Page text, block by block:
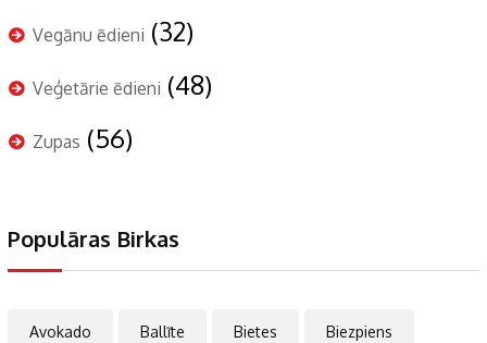
Vegānu ēdieni (32)
Veģetārie ēdieni (48)
Zupas (56)
Populāras Birkas
Avokado Ballīte Bietes Biezpiens